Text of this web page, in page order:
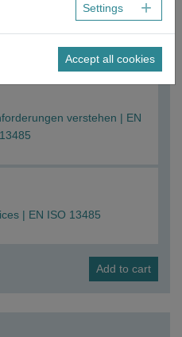
| EN ISO 13485
verstehen | EN
| EN ISO 13485
Settings
Accept all cookies